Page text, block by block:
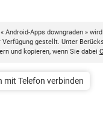
Android-Apps downgraden »
Verfügung gestellt. Unter
und kopieren, wenn Sie dabei
Telefon verbinden